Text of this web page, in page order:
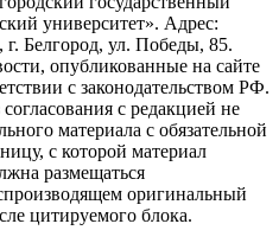
университет». Адрес:
г. Белгород, ул. Победы, 85.
опубликованные на сайте
с законодательством РФ.
с редакцией не
материала с обязательной
с которой материал
размещаться
оригинальный
цитируемого блока.